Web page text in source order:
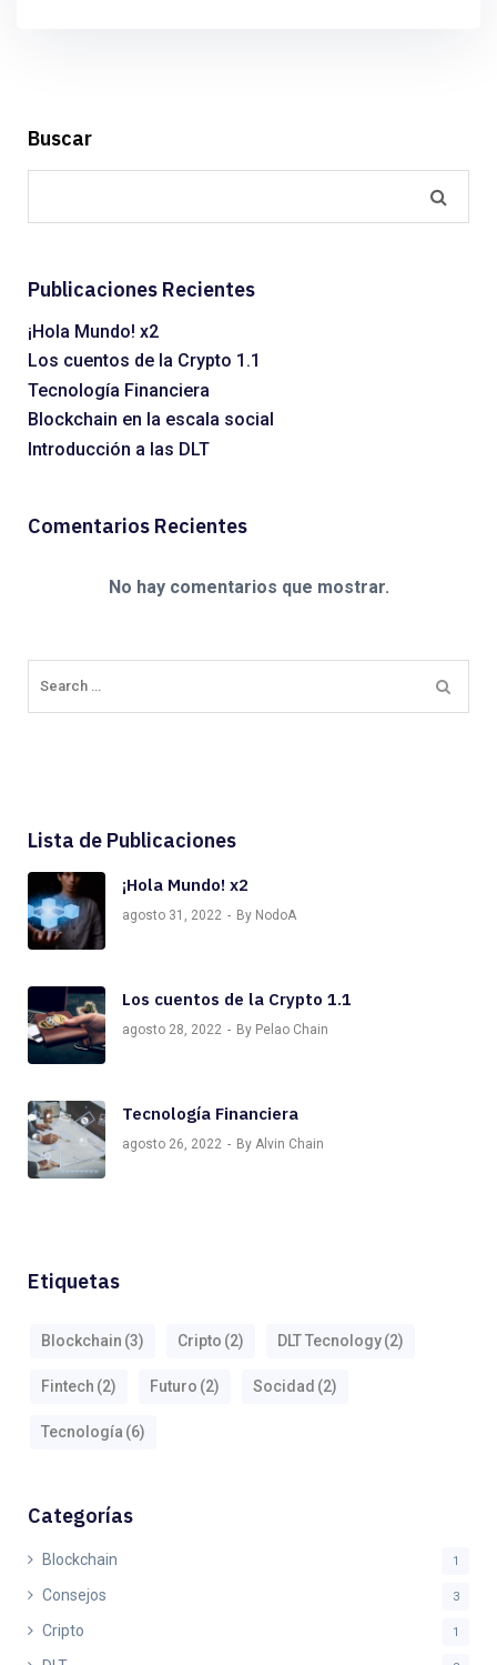
Buscar
Publicaciones Recientes
¡Hola Mundo! x2
Los cuentos de la Crypto 1.1
Tecnología Financiera
Blockchain en la escala social
Introducción a las DLT
Comentarios Recientes
No hay comentarios que mostrar.
Lista de Publicaciones
¡Hola Mundo! x2
agosto 31, 2022 By NodoA
Los cuentos de la Crypto 1.1
agosto 28, 2022 By Pelao Chain
Tecnología Financiera
agosto 26, 2022 By Alvin Chain
Etiquetas
Blockchain (3) Cripto (2) DLT Tecnology(2)
Fintech (2) Futuro (2) Socidad (2)
Tecnología (6)
Categorías
Blockchain 1
Consejos 3
Cripto 1